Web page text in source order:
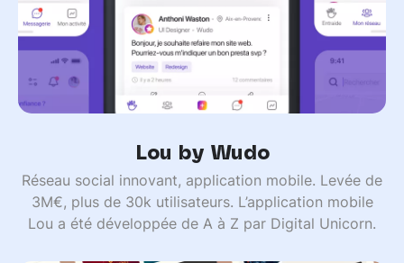
Lou by Wudo
Réseau social innovant, application mobile. Levée de
3M€, plus de 30k utilisateurs. L’application mobile
Lou a été développée de A à Z par Digital Unicorn.